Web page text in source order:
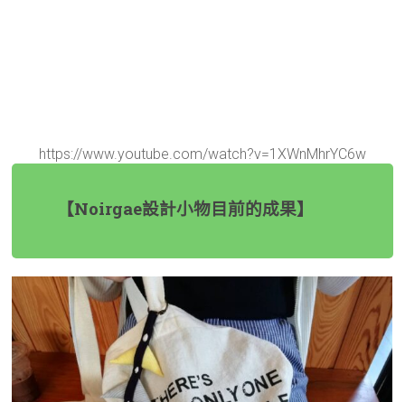
https://www.youtube.com/watch?v=1XWnMhrYC6w
【Noirgae設計小物目前的成果】